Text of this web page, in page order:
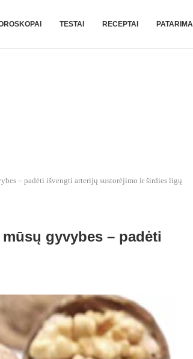
TESTAI RECEPTAI PATARIMAI
– padėti išvengti arterijų sustorėjimo ir širdies ligų
gyvybes – padėti